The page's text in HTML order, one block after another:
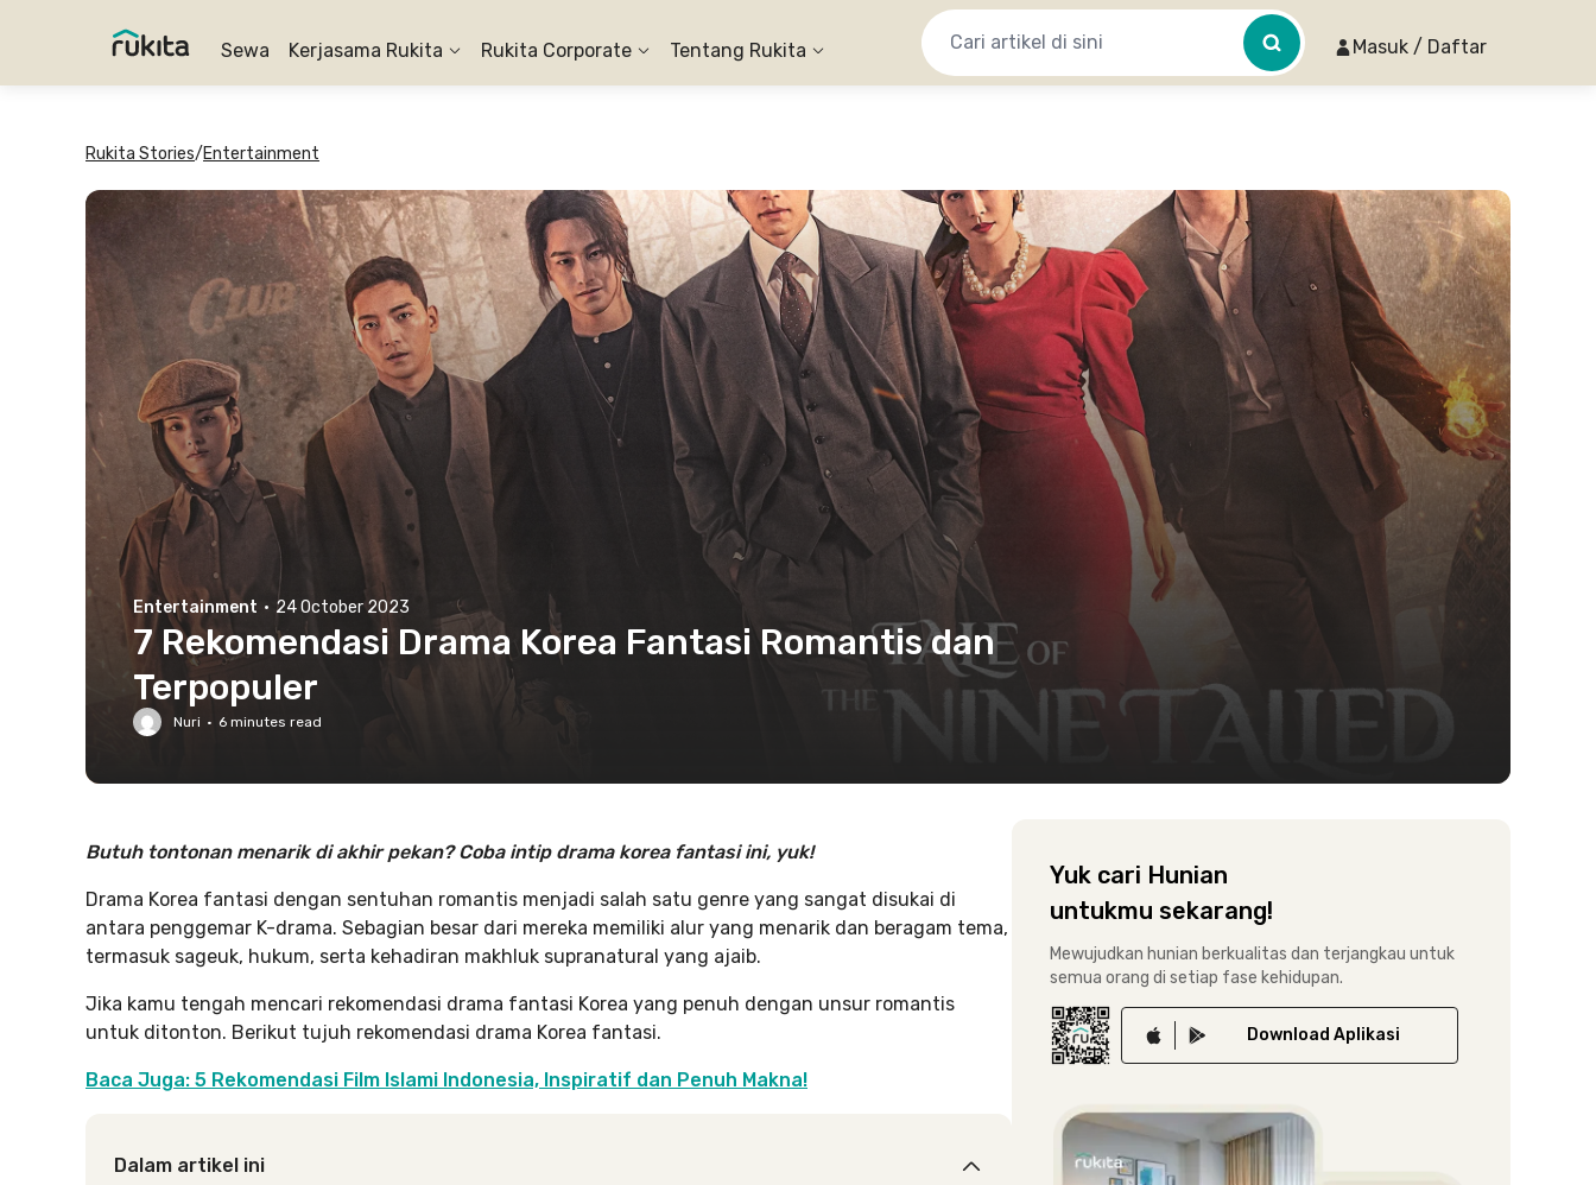
Sewa Kerjasama Rukita Rukita Corporate Tentang Rukita Masuk / Daftar
Rukita Stories/Entertainment
Entertainment · 24 October 2023
7 Rekomendasi Drama Korea Fantasi Romantis dan
Terpopuler
Nuri · 6 minutes read
Butuh tontonan menarik di akhir pekan? Coba intip drama korea fantasi ini, yuk!
Drama Korea fantasi dengan sentuhan romantis menjadi salah satu genre yang sangat disukai di
antara penggemar K-drama. Sebagian besar dari mereka memiliki alur yang menarik dan beragam tema,
termasuk sageuk, hukum, serta kehadiran makhluk supranatural yang ajaib.
Jika kamu tengah mencari rekomendasi drama fantasi Korea yang penuh dengan unsur romantis
untuk ditonton. Berikut tujuh rekomendasi drama Korea fantasi.
Baca Juga: 5 Rekomendasi Film Islami Indonesia, Inspiratif dan Penuh Makna!
Dalam artikel ini
Yuk cari Hunian
untukmu sekarang!
Mewujudkan hunian berkualitas dan terjangkau untuk
semua orang di setiap fase kehidupan.
Download Aplikasi